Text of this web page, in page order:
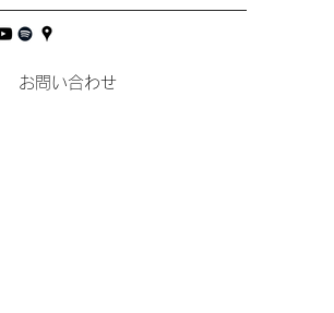
お問い合わせ